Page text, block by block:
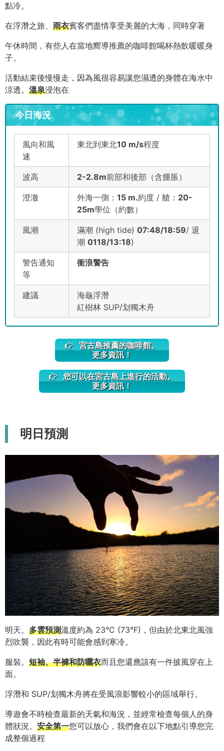
點冷。
在浮潛之旅、 雨衣賓客們盡情享受美麗的大海，同時穿著
午休時間，有些人在當地嚮導推薦的咖啡館喝杯熱飲暖暖身
子。
活動結束後慢慢走，因為風很容易讓您濕透的身體在海水中
涼透。 溫泉浸泡在
今日海況
風向和風
速
東北到東北10 m/s程度
波高 2-2.8m前部和後部（含腫脹）
澄澈 外海一側： 15 m.約度 / 艙： 20-
25m學位（約數）
風潮 滿潮 (high tide) 07:48/18:59/ 退
潮 0118/13:18)
警告通知
等
衝浪警告
建議
海龜浮潛
紅樹林 SUP/划獨木舟
宮古島推薦的咖啡館。
更多資訊！
您可以在宮古島上進行的活動。
更多資訊！
明日預測
明天。 多雲預測溫度約為 23°C (73°F)，但由於北東北風強
烈吹襲，因此有時可能會感到寒冷。
服裝。 短袖、半褲和防曬衣而且您還應該有一件披風穿在上
面。
浮潛和 SUP/划獨木舟將在受風浪影響較小的區域舉行。
導遊會不時檢查最新的天氣和海況，並經常檢查每個人的身
體狀況。 安全第一您可以放心，我們會在以下地點引導您完
成整個過程